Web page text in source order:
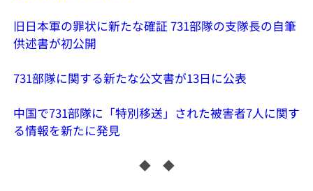
旧日本軍の罪状に新たな確証 731部隊の支隊長の自筆
供述書が初公開
731部隊に関する新たな公文書が13日に公表
中国で731部隊に「特別移送」された被害者7人に関す
る情報を新たに発見
◆ ◆